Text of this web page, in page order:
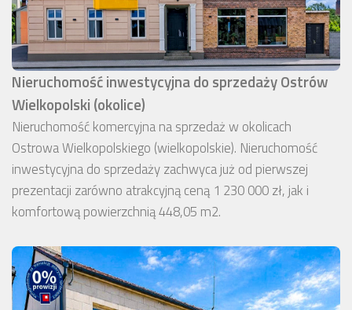
Nieruchomość inwestycyjna do sprzedaży Ostrów
Wielkopolski (okolice)
Nieruchomość komercyjna na sprzedaż w okolicach
Ostrowa Wielkopolskiego (wielkopolskie). Nieruchomość
inwestycyjna do sprzedaży zachwyca już od pierwszej
prezentacji zarówno atrakcyjną ceną 1 230 000 zł, jak i
komfortową powierzchnią 448,05 m2.